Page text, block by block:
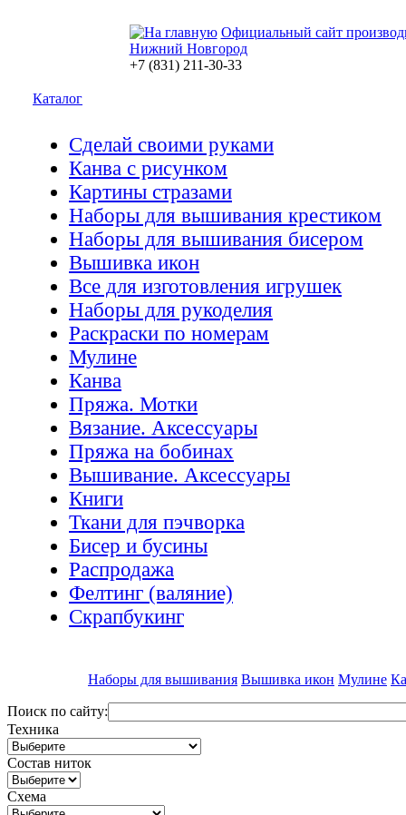
Официальный сайт
Нижний Новгород
+7 (831) 211-30-33
Каталог
Сделай своими руками
Канва с рисунком
Картины стразами
Наборы для вышивания крестиком
Наборы для вышивания бисером
Вышивка икон
Все для изготовления игрушек
Наборы для рукоделия
Раскраски по номерам
Мулине
Канва
Пряжа. Мотки
Вязание. Аксессуары
Пряжа на бобинах
Вышивание. Аксессуары
Книги
Ткани для пэчворка
Бисер и бусины
Распродажа
Фелтинг (валяние)
Скрапбукинг
Наборы для вышивания Вышивка икон Мулине
Поиск по сайту:
Техника
Состав ниток
Схема